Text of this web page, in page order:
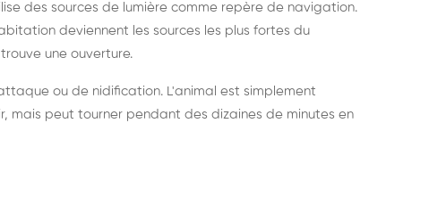
des sources de lumière comme repère de navigation.
deviennent les sources les plus fortes du
une ouverture.
ou de nidification. L'animal est simplement
mais peut tourner pendant des dizaines de minutes en